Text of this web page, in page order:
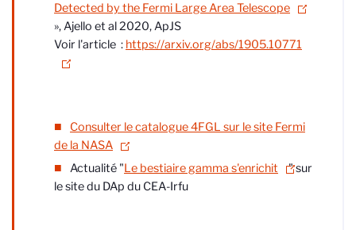
Detected by the Fermi Large Area Telescope
»,Ajello et al 2020, ApJS
Voir l'article : https://arxiv.org/abs/1905.10771
Consulter le catalogue 4FGL sur le site Fermi
de la NASA
Actualité "Le bestiaire gamma s'enrichit
" sur
le site du DAp du CEA-Irfu